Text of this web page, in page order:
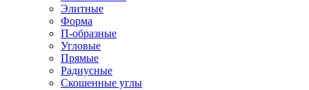
Элитные
Форма
П-образные
Угловые
Прямые
Радиусные
Скошенные углы